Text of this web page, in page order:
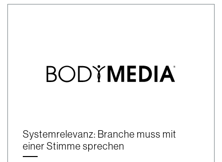
Systemrelevanz: Branche muss mit
einer Stimme sprechen